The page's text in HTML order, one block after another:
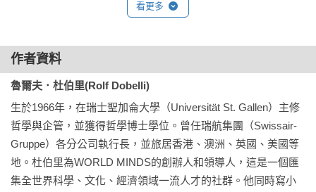
以一貫機智風趣的語調，與清晰懇切的陳述，杜柏里這次將帶
動，你還會犯下一大堆錯誤。還好，你有機會避開它們。這本
書能夠幫助你避開這些陷阱，你不但可以聰明思考，更可以睿
智行動！德國無數讀者為之瘋狂，只因杜伯里諧趣的文字。
在率先擊敗《賈伯斯傳》的著作《思考的藝術》全德銷售突破
40萬冊之際，杜伯里乘勝推出《行為的藝術》，延續《思考的
藝術》一書風格，以簡練生動的文字，搭配詼諧十足的插圖，
絕對又是一本賞心悅目的震撼小品。
看更多
作者資料
魯爾夫．杜伯里(Rolf Dobelli)
生於1966年，在瑞士聖加侖大學（Universität St. Gallen）主修
哲學與企管，並獲得哲學博士學位。曾任瑞航集團（Swissair-
Gruppe）各分公司執行長，並旅居香港、澳洲、英國、美國等
地。杜伯里為WORLD MINDS的創辦人和領導人，這是一個匯
集全世界科學、文化、經濟領域一流人才的社群。他同時寫小